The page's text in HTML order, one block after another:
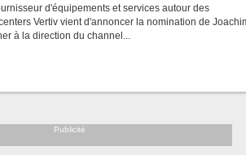
d'équipements et services autour des
Vertiv vient d'annoncer la nomination de
à la direction du channel...
Publicité